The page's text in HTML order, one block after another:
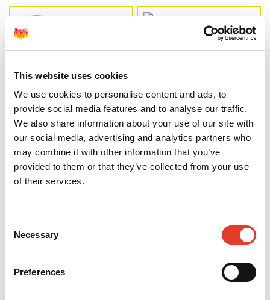
This website uses cookies
We use cookies to personalise content and ads, to
provide social media features and to analyse our traffic.
We also share information about your use of our site with
our social media, advertising and analytics partners who
may combine it with other information that you’ve
provided to them or that they’ve collected from your use
of their services.
Selection
Necessary
Preferences
Alambre Trenzado
Desde 41,85 €
VER MÁS
Planchas termoformables
Desde 21,37 €